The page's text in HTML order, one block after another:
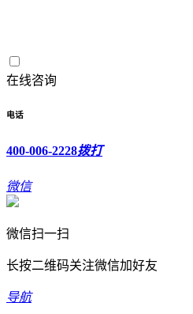
在线咨询
电话
400-006-2228拨打
微信
微信扫一扫
长按二维码关注微信加好友
导航